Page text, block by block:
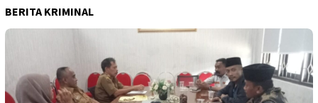
BERITA KRIMINAL